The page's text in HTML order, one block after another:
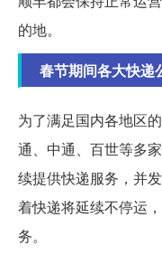
的地。
春节期间各大快递
为了满足国内各地区
通、中通、百世等多
续提供快递服务，并
着快递将延续不停运
务。